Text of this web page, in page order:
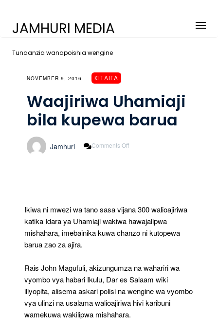
JAMHURI MEDIA
Tunaanzia wanapoishia wengine
NOVEMBER 9, 2016 KITAIFA
Waajiriwa Uhamiaji
bila kupewa barua
Jamhuri Comments Off
Ikiwa ni mwezi wa tano sasa vijana 300 walioajiriwa
katika Idara ya Uhamiaji wakiwa hawajalipwa
mishahara, imebainika kuwa chanzo ni kutopewa
barua zao za ajira.
Rais John Magufuli, akizungumza na wahariri wa
vyombo vya habari Ikulu, Dar es Salaam wiki
iliyopita, alisema askari polisi na wengine wa vyombo
vya ulinzi na usalama walioajiriwa hivi karibuni
wamekuwa wakilipwa mishahara.